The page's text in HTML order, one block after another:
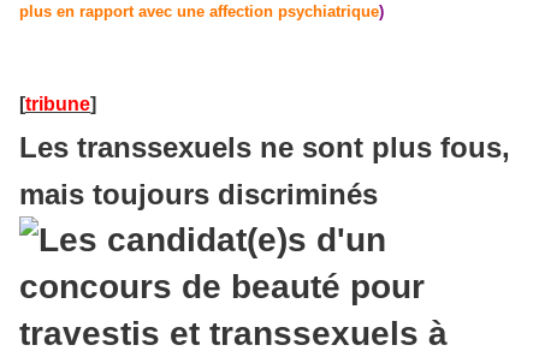
plus en rapport avec une affection psychiatrique)
[tribune]
Les transsexuels ne sont plus fous,
mais toujours discriminés